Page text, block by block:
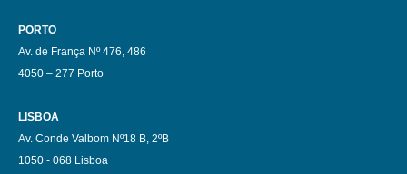
PORTO
Av. de França Nº 476, 486
4050 – 277 Porto
LISBOA
Av. Conde Valbom Nº18 B, 2ºB
1050 - 068 Lisboa